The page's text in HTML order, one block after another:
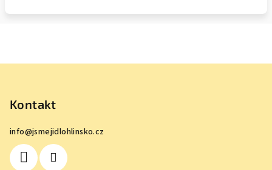
Kontakt
info@jsmejidlohlinsko.cz